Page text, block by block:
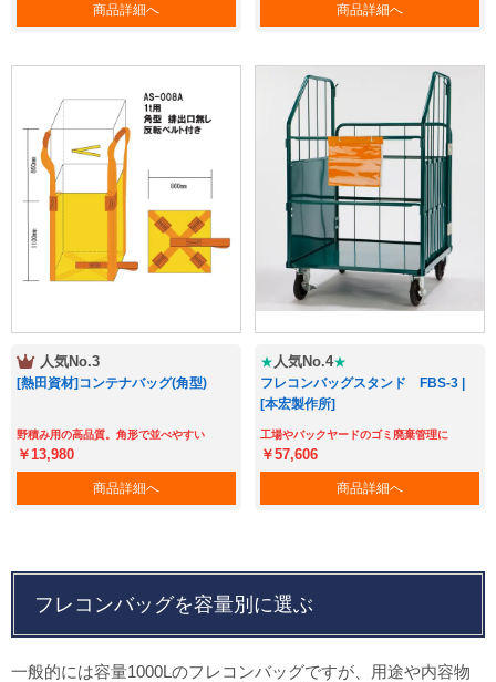
商品詳細へ 商品詳細へ
人気No.3
[熱田資材]コンテナバッグ(角型)
野積み用の高品質。角形で並べやすい
￥13,980
商品詳細へ
★ 人気No.4★
フレコンバッグスタンド FBS-3 |
[本宏製作所]
工場やバックヤードのゴミ廃棄管理に
￥57,606
商品詳細へ
フレコンバッグを容量別に選ぶ
一般的には容量1000Lのフレコンバッグですが、用途や内容物